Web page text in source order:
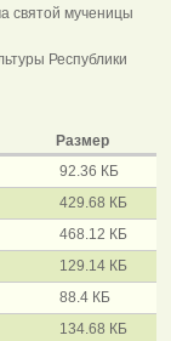
святой мученицы
Республики
Размер
92.36 КБ
429.68 КБ
468.12 КБ
129.14 КБ
88.4 КБ
134.68 КБ